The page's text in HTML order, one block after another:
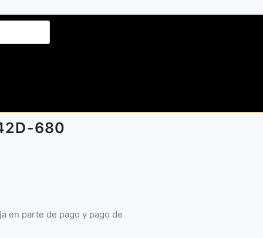
680
en parte de pago y pago de